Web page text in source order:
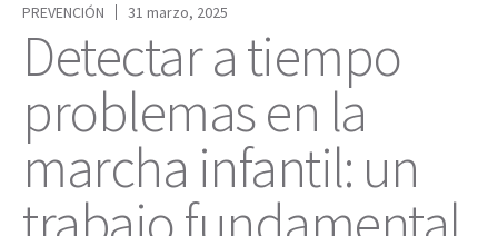
PREVENCIÓN
31 marzo, 2025
Detectar a tiempo
problemas en la
marcha infantil: un